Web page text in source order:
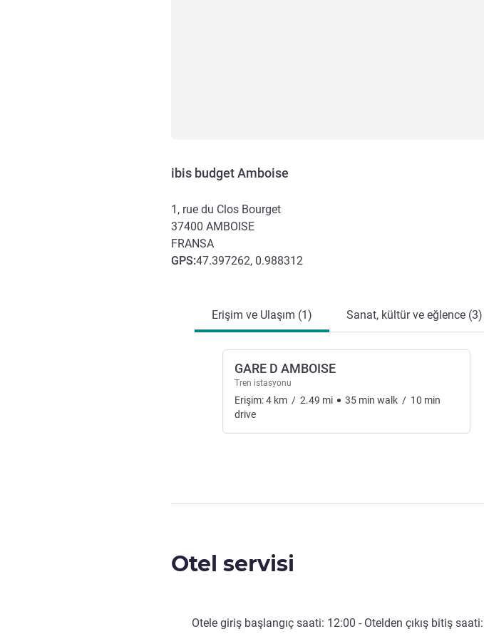
ibis budget Amboise
1, rue du Clos Bourget
37400 AMBOISE
FRANSA
GPS:47.397262, 0.988312
Erişim ve Ulaşım (1) Sanat, kültür ve eğlence (3)
GARE D AMBOISE
Tren istasyonu
Erişim:4 km / 2.49 mi 35 min walk / 10 min
drive
Otel servisi
Otele giriş başlangıç saati: 12:00 - Otelden çıkış bitiş saati: